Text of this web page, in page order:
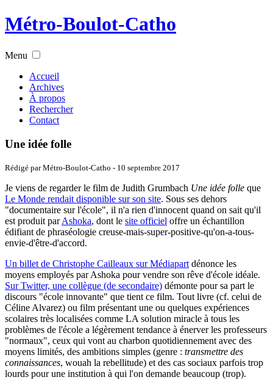
Métro-Boulot-Catho
Menu
Accueil
Archives
À propos
Rechercher
Contact
Une idée folle
Rédigé par Métro-Boulot-Catho - 10 septembre 2017
Je viens de regarder le film de Judith Grumbach Une idée folle que
Le Monde rendait disponible sur son site. Sous ses dehors
"documentaire sur l'école", il n'a rien d'innocent quand on sait qu'il
est produit parAshoka, dont le site officiel offre un échantillon
édifiant de phraséologie creuse-mais-super-positive-qu'on-a-tous-
envie-d'être-d'accord.
Un billet de Christophe Cailleaux sur Médiapart dénonce les
moyens employés par Ashoka pour vendre son rêve d'école idéale.
Sur Twitter, une collègue (de secondaire) démonte pour sa part le
discours "école innovante" que tient ce film. Tout livre (cf. celui de
Céline Alvarez) ou film présentant une ou quelques expériences
scolaires très localisées comme LA solution miracle à tous les
problèmes de l'école a légèrement tendance à énerver les professeurs
"normaux", ceux qui vont au charbon quotidiennement avec des
moyens limités, des ambitions simples (genre : transmettre des
connaissances, wouah la rebellitude) et des cas sociaux parfois trop
lourds pour une institution à qui l'on demande beaucoup (trop).